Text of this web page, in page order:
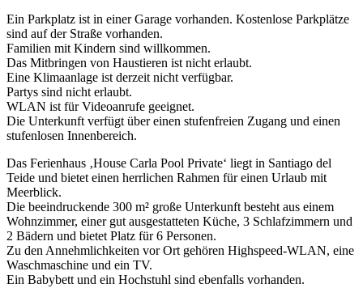
Ein Parkplatz ist in einer Garage vorhanden. Kostenlose Parkplätze
sind auf der Straße vorhanden.
Familien mit Kindern sind willkommen.
Das Mitbringen von Haustieren ist nicht erlaubt.
Eine Klimaanlage ist derzeit nicht verfügbar.
Partys sind nicht erlaubt.
WLAN ist für Videoanrufe geeignet.
Die Unterkunft verfügt über einen stufenfreien Zugang und einen
stufenlosen Innenbereich.
Das Ferienhaus ‚House Carla Pool Private‘ liegt in Santiago del
Teide und bietet einen herrlichen Rahmen für einen Urlaub mit
Meerblick.
Die beeindruckende 300 m² große Unterkunft besteht aus einem
Wohnzimmer, einer gut ausgestatteten Küche, 3 Schlafzimmern und
2 Bädern und bietet Platz für 6 Personen.
Zu den Annehmlichkeiten vor Ort gehören Highspeed-WLAN, eine
Waschmaschine und ein TV.
Ein Babybett und ein Hochstuhl sind ebenfalls vorhanden.